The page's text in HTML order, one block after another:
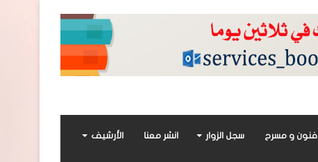
فنون و مسرح سجل الزوار انشر معنا الأرشيف